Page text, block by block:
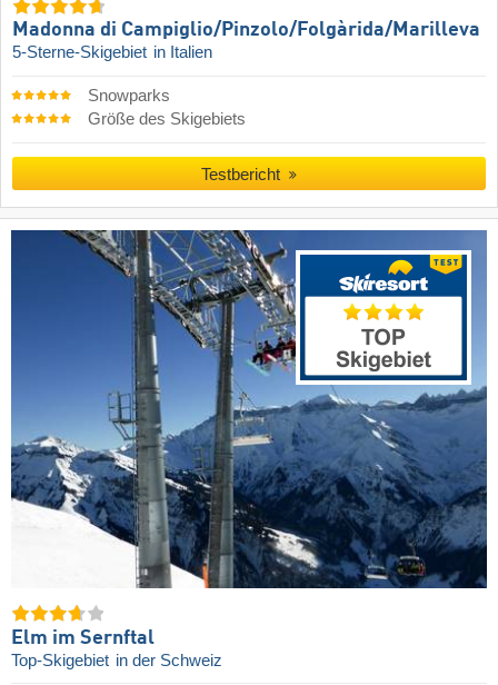
Madonna di Campiglio/​Pinzolo/​Folgàrida/​Marilleva
5-Sterne-Skigebiet in Italien
Snowparks
Größe des Skigebiets
Testbericht
Elm im Sernftal
Top-Skigebiet in der Schweiz